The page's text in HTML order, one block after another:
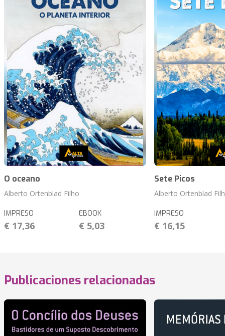
O oceano
Alberto Ortenblad Filho
IMPRESO
€ 17,36
EBOOK
€ 5,03
Sete Picos
Alberto Ortenblad
IMPRESO
€ 16,15
Publicaciones relacionadas